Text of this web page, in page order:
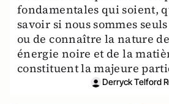
fondamentales qui soient,
savoir si nous sommes
ou de connaître la nature
énergie noire et de la
constituent la majeure
Derryck Telford